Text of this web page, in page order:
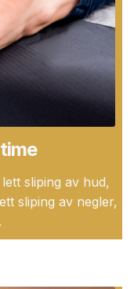
sliping av hud,
sliping av negler,